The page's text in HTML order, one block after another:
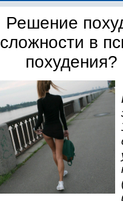
Решение
сложности в